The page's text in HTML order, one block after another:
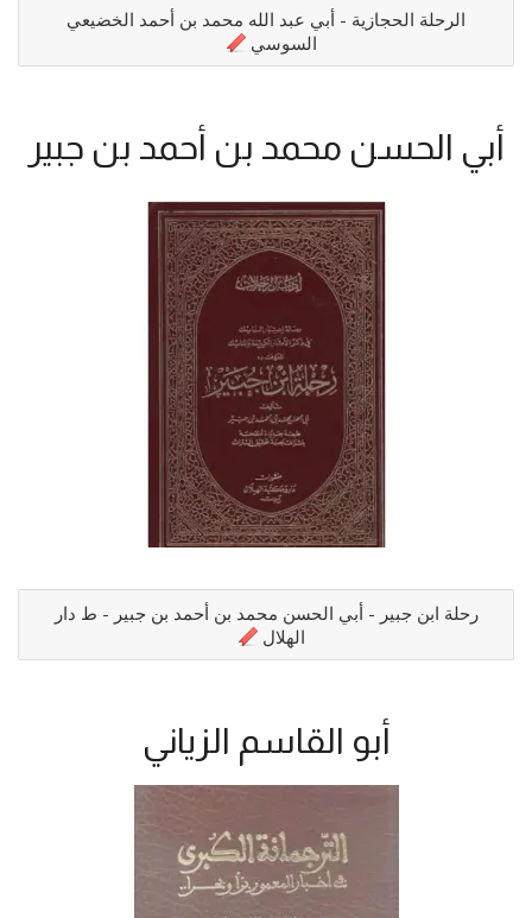
الرحلة الحجازية - أبي عبد الله محمد بن أحمد الخضيعي
السوسي
أبي الحسن محمد بن أحمد بن جبير
رحلة ابن جبير - أبي الحسن محمد بن أحمد بن جبير - ط دار
الهلال
أبو القاسم الزياني